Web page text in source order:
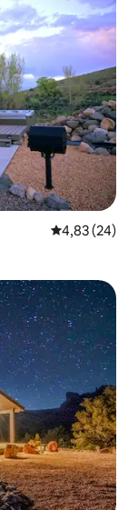
Průměrné
4,83 (24)